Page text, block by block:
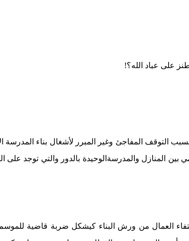
على عباد الله؟!
التوقف المفاجئ وغير المبرر لأشغال بناء المدرسة
العمال من ورش البناء كيشكل ضربة قاضية